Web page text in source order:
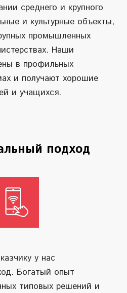
среднего и крупного
и культурные объекты,
промышленных
Наши
в профильных
и получают хорошие
и учащихся.
подход
у нас
Богатый опыт
типовых решений и